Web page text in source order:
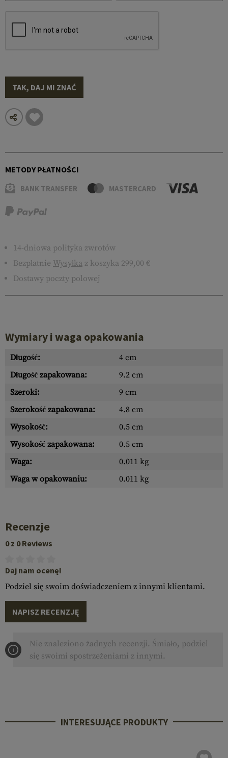
TAK, DAJ MI ZNAĆ
METODY PŁATNOŚCI
BANK TRANSFER MASTERCARD
14-dniowa polityka zwrotów
Bezpłatnie Wysyłka z koszyka 299,00 €
Dostawy poczty polowej
Wymiary i waga opakowania
Długość:
4 cm
Długość zapakowana:
9.2 cm
Szeroki:
9 cm
Szerokość zapakowana:
4.8 cm
Wysokość:
0.5 cm
Wysokość zapakowana:
0.5 cm
Waga:
0.011 kg
Waga w opakowaniu:
0.011 kg
Recenzje
0 z 0 Reviews
Daj nam ocenę!
Podziel się swoim doświadczeniem z innymi klientami.
NAPISZ RECENZJĘ
Nie znaleziono żadnych recenzji. Śmiało, podziel
się swoimi spostrzeżeniami z innymi.
INTERESUJĄCE PRODUKTY